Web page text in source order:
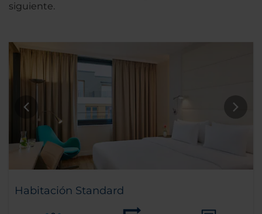
siguiente.
Habitación Standard